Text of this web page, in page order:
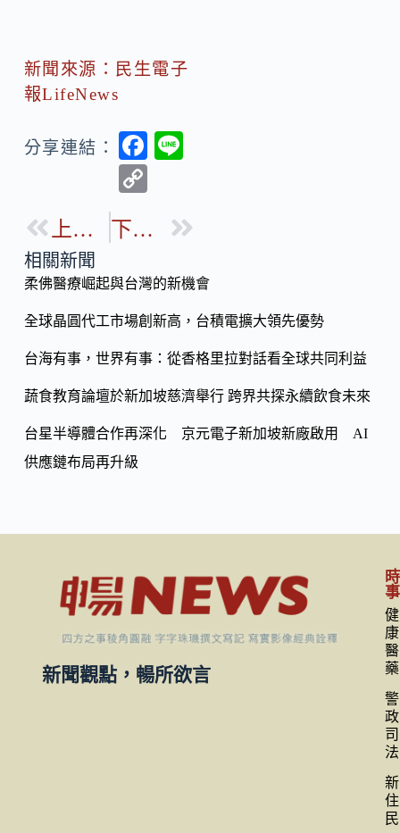
新聞來源：民生電子
報LifeNews
分享連結：
F
b
o
k
p
Li
n
k
上一篇 下一篇
相關新聞
柔佛醫療崛起與台灣的新機會
全球晶圓代工市場創新高，台積電擴大領先優勢
台海有事，世界有事：從香格里拉對話看全球共同利益
蔬食教育論壇於新加坡慈濟舉行 跨界共探永續飲食未來
台星半導體合作再深化 京元電子新加坡新廠啟用 AI
供應鏈布局再升級
新聞觀點，暢所欲言
時
事
健
康
醫
藥
警
政
司
法
新
住
民